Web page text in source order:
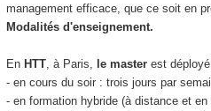
management efficace, que ce soit en
Modalités d'enseignement.
En HTT, à Paris, le masterest déployé
- en cours du soir : trois jours par
- en formation hybride (à distance et en